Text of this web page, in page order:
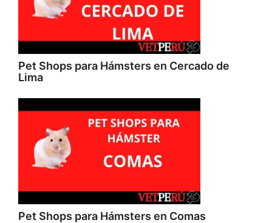
Pet Shops para Hámsters en Cercado de
Lima
Pet Shops para Hámsters en Comas